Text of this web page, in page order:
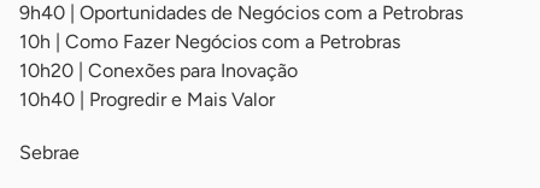
9h40 | Oportunidades de Negócios com a Petrobras
10h | Como Fazer Negócios com a Petrobras
10h20 | Conexões para Inovação
10h40 | Progredir e Mais Valor
Sebrae